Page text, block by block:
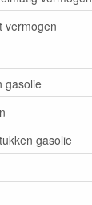
vermogen
gasolie
gasolie